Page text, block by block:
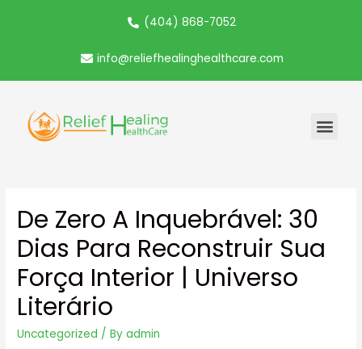
(404) 868-7052
info@reliefhealinghealthcare.com
De Zero A Inquebrável: 30
Dias Para Reconstruir Sua
Força Interior | Universo
Literário
Uncategorized / Byadmin